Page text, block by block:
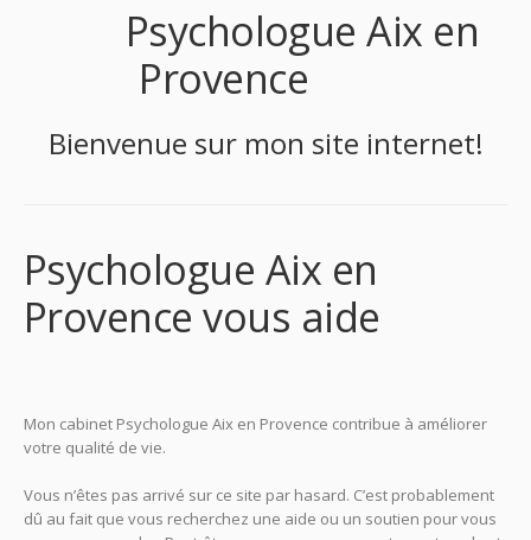
Psychologue Aix en
Provence
Bienvenue sur mon site internet!
Psychologue Aix en
Provence vous aide
Mon cabinet Psychologue Aix en Provence contribue à améliorer
votre qualité de vie.
Vous n’êtes pas arrivé sur ce site par hasard. C’est probablement
dû au fait que vous recherchez une aide ou un soutien pour vous